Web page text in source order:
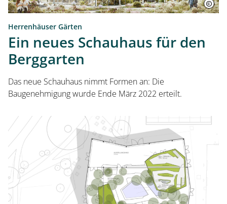
Herrenhäuser Gärten
Ein neues Schauhaus für den
Berggarten
Das neue Schauhaus nimmt Formen an: Die
Baugenehmigung wurde Ende März 2022 erteilt.